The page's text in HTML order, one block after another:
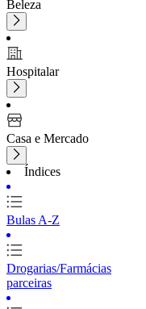
Beleza
Hospitalar
Casa e Mercado
Índices
Bulas A-Z
Drogarias/Farmácias
parceiras